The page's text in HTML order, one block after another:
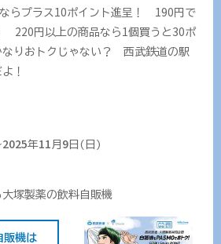
らプラス10ポイント進呈！ 190円で
220円以上の商品なら1個買うと30ポ
なりおトクじゃない？ 西武鉄道の駅
！
年11月9日(日)
塚製薬の飲料自販機
販機は